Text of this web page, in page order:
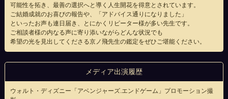
可能性を拓き、最善の選択へと導く人生開花を得意とされています。
ご結婚成就のお喜びの報告や、「アドバイス通りになりました」
といったお声も連日届き、とにかくリピーター様が多い先生です。
ご相談者様の内なる声に寄り添いながらどんな状況でも
希望の光を見出してくださる京ノ飛先生の鑑定をぜひご堪能ください。
メディア出演履歴
ウォルト・ディズニー「アベンジャーズ.エンドゲーム」プロモーション撮